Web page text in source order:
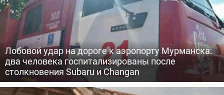
Лобовой удар на дороге к аэропорту Мурманска:
два человека госпитализированы после
столкновения Subaru и Changan